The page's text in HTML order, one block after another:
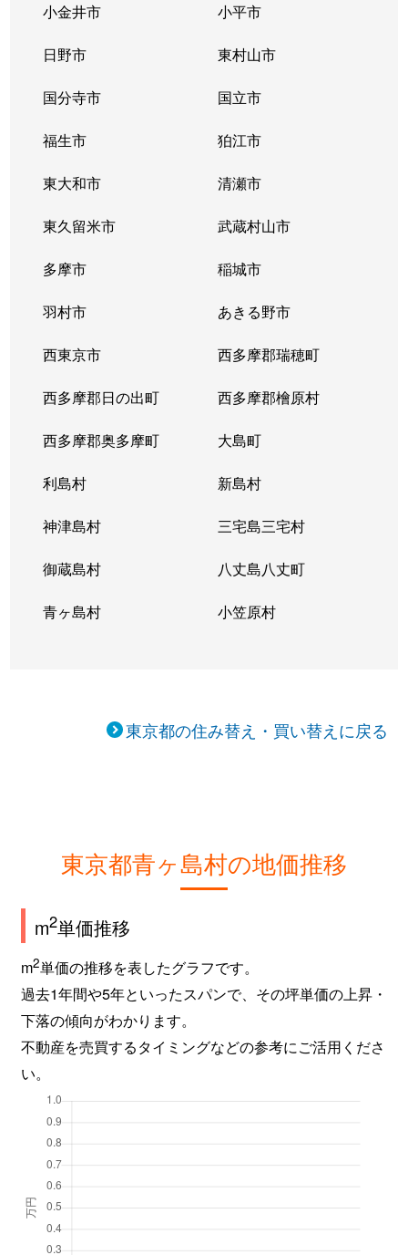
小金井市 小平市
日野市 東村山市
国分寺市 国立市
福生市 狛江市
東大和市 清瀬市
東久留米市 武蔵村山市
多摩市 稲城市
羽村市 あきる野市
西東京市 西多摩郡瑞穂町
西多摩郡日の出町 西多摩郡檜原村
西多摩郡奥多摩町 大島町
利島村 新島村
神津島村 三宅島三宅村
御蔵島村 八丈島八丈町
青ヶ島村 小笠原村
東京都の住み替え・買い替えに戻る
東京都青ヶ島村の地価推移
m2単価推移
m2単価の推移を表したグラフです。
過去1年間や5年といったスパンで、その坪単価の上昇・
下落の傾向がわかります。
不動産を売買するタイミングなどの参考にご活用くださ
い。